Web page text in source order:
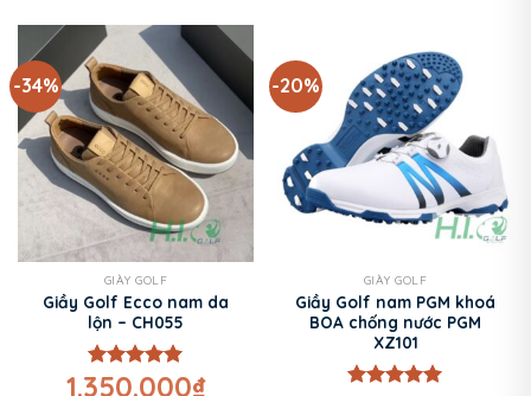
-34%
GIÀY GOLF
Giầy Golf Ecco nam da
lộn – CH055
Được xếp
1.350.000₫
-20%
GIÀY GOLF
Giầy Golf nam PGM khoá
BOA chống nước PGM
XZ101